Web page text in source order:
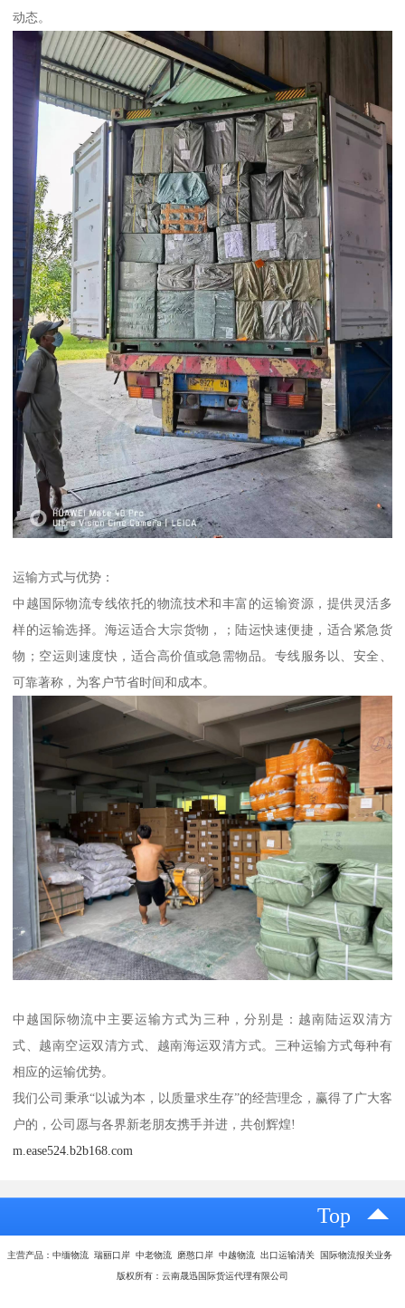
动态。
运输方式与优势：
中越国际物流专线依托的物流技术和丰富的运输资源，提供灵活多
样的运输选择。海运适合大宗货物，；陆运快速便捷，适合紧急货
物；空运则速度快，适合高价值或急需物品。专线服务以、安全、
可靠著称，为客户节省时间和成本。
中越国际物流中主要运输方式为三种，分别是：越南陆运双清方
式、越南空运双清方式、越南海运双清方式。三种运输方式每种有
相应的运输优势。
我们公司秉承“以诚为本，以质量求生存”的经营理念，赢得了广大客
户的，公司愿与各界新老朋友携手并进，共创辉煌!
m.ease524.b2b168.com
Top
主营产品：中缅物流 瑞丽口岸 中老物流 磨憨口岸 中越物流 出口运输清关 国际物流报关业务
版权所有：云南晟迅国际货运代理有限公司